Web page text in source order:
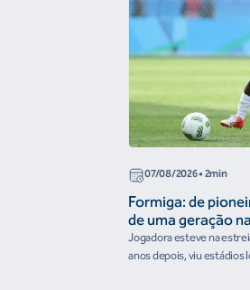
07/08/2026• 2min
Formiga: de
de uma geração
Jogadora esteve na
anos depois, viu estádios